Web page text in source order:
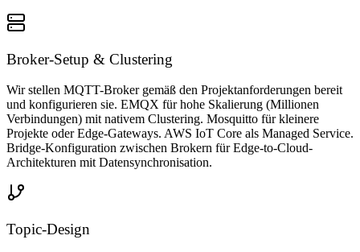
Broker-Setup & Clustering
Wir stellen MQTT-Broker gemäß den Projektanforderungen bereit
und konfigurieren sie. EMQX für hohe Skalierung (Millionen
Verbindungen) mit nativem Clustering. Mosquitto für kleinere
Projekte oder Edge-Gateways. AWS IoT Core als Managed Service.
Bridge-Konfiguration zwischen Brokern für Edge-to-Cloud-
Architekturen mit Datensynchronisation.
Topic-Design